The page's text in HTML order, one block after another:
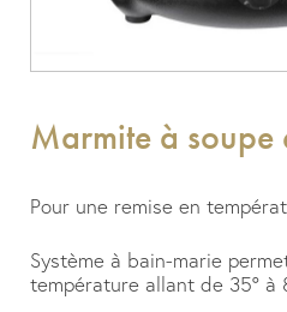
Marmite à soupe
Pour une remise en
Système à bain-marie
température allant de 35° à